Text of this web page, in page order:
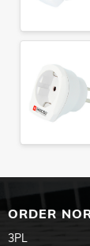
ORDER
3PL